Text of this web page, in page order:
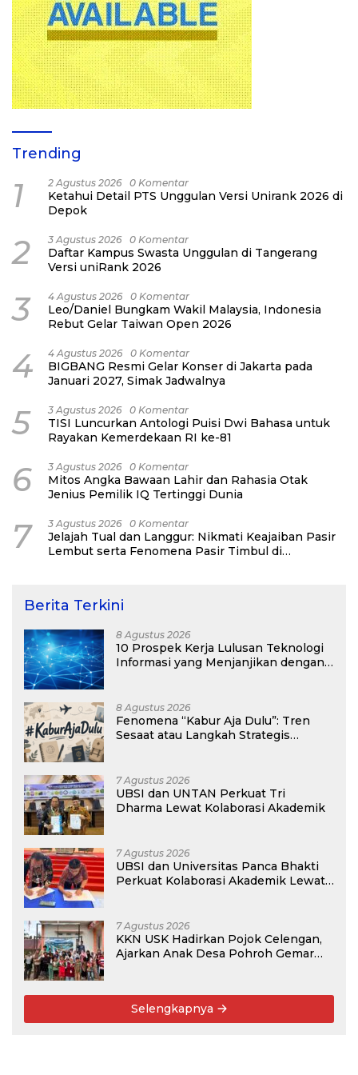
Trending
1 2 Agustus 2026 0 Komentar
Ketahui Detail PTS Unggulan Versi Unirank 2026 di
Depok
2 3 Agustus 2026 0 Komentar
Daftar Kampus Swasta Unggulan di Tangerang
Versi uniRank 2026
3 4 Agustus 2026 0 Komentar
Leo/Daniel Bungkam Wakil Malaysia, Indonesia
Rebut Gelar Taiwan Open 2026
4 4 Agustus 2026 0 Komentar
BIGBANG Resmi Gelar Konser di Jakarta pada
Januari 2027, Simak Jadwalnya
5 3 Agustus 2026 0 Komentar
TISI Luncurkan Antologi Puisi Dwi Bahasa untuk
Rayakan Kemerdekaan RI ke-81
6 3 Agustus 2026 0 Komentar
Mitos Angka Bawaan Lahir dan Rahasia Otak
Jenius Pemilik IQ Tertinggi Dunia
7 3 Agustus 2026 0 Komentar
Jelajah Tual dan Langgur: Nikmati Keajaiban Pasir
Lembut serta Fenomena Pasir Timbul di
Berita Terkini
8 Agustus 2026
10 Prospek Kerja Lulusan Teknologi
Informasi yang Menjanjikan dengan
8 Agustus 2026
Fenomena “Kabur Aja Dulu”: Tren
Sesaat atau Langkah Strategis
7 Agustus 2026
UBSI dan UNTAN Perkuat Tri
Dharma Lewat Kolaborasi Akademik
7 Agustus 2026
UBSI dan Universitas Panca Bhakti
Perkuat Kolaborasi Akademik Lewat
7 Agustus 2026
KKN USK Hadirkan Pojok Celengan,
Ajarkan Anak Desa Pohroh Gemar
Selengkapnya